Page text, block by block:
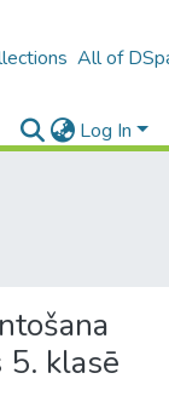
All of
Log In
5. klasē